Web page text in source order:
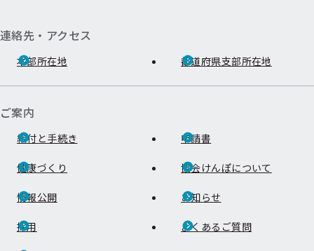
連絡先・アクセス
本部所在地 都道府県支部所在地
ご案内
給付と手続き 申請書
健康づくり 協会けんぽについて
情報公開 お知らせ
採用 よくあるご質問